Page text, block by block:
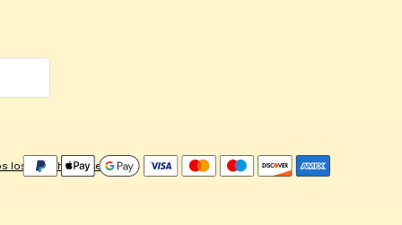
los derechos reservados.